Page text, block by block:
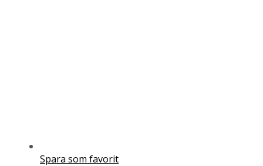
Spara som favorit